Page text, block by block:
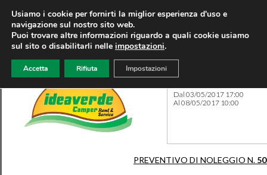
Dal 03/05/2017 17:00
Al 08/05/2017 10:00
PREVENTIVO DI NOLEGGIO N.
Usiamo i cookie per fornirti la miglior esperienza d'uso e
navigazione sul nostro sito web.
Puoi trovare altre informazioni riguardo a quali cookie usiamo
sul sito o disabilitarli nelle impostazioni.
Accetta Rifiuta Impostazioni